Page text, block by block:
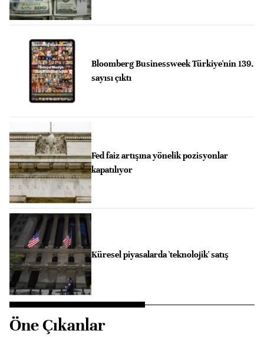
Bloomberg Businessweek Türkiye'nin 139.
sayısı çıktı
Fed faiz artışına yönelik pozisyonlar
kapatılıyor
Küresel piyasalarda 'teknolojik' satış
Öne Çıkanlar